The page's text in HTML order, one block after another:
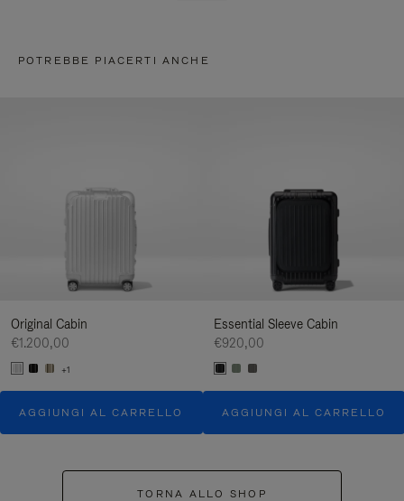
POTREBBE PIACERTI ANCHE
Original Cabin
€1.200,00
+1
AGGIUNGI AL CARRELLO
Essential Sleeve Cabin
€920,00
AGGIUNGI AL CARRELLO
TORNA ALLO SHOP